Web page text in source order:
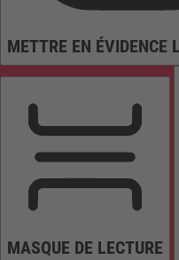
METTRE EN ÉVIDENCE
MASQUE DE LECTURE